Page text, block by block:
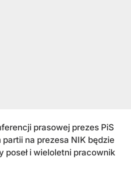
prasowej prezes PiS
partii na prezesa NIK będzie
poseł i wieloletni pracownik